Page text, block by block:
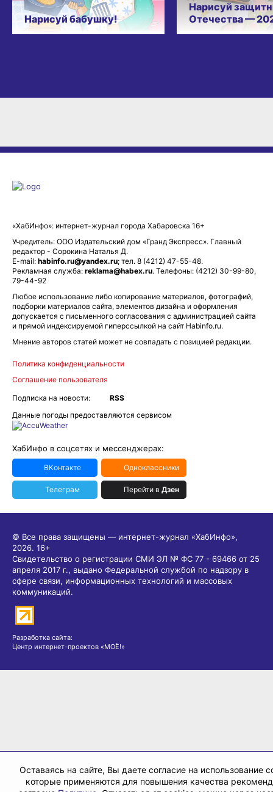
Нарисуй бабушку!
Нарисуй
Отечества —
«ХабИнфо»: интернет-журнал города Хабаровска 16+
Учредитель: ООО Издательский дом «Гранд Экспресс». Главный
редактор - Сорокина Наталья Д.
E-mail: habinfo.ru@yandex.ru; тел. 8 (4212) 47-55-48.
Рекламная служба: reklama@habex.ru. Телефоны: (4212) 30-99-80,
79-44-92
Любое использование либо копирование материалов, фотографий,
подборки материалов сайта, элементов дизайна и оформления
допускается с письменного согласования с администрацией сайта
и прямой индексируемой гиперссылкой на сайт Habinfo.ru.
Мнение авторов статей может не совпадать с позицией редакции.
Политика конфиденциальности
Соглашение пользователя
Подписка на новости:
RSS
Данные погоды предоставляются сервисом
ХабИнфо в соцсетях и мессенджерах:
ВКонтакте Одноклассники
Телеграм Перейти в Дзен
© Все права защищены — интернет-журнал «ХабИнфо»,
2026. 16+
Свидетельство о регистрации СМИ ЭЛ № ФС 77 - 69466 от 25
апреля 2017 г., выдано Федеральной службой по надзору в
сфере связи, информационных технологий и массовых
коммуникаций.
Разработка сайта:
Центр интернет-проектов «МОЁ!»
Оставаясь на сайте, Вы даете согласие на использование
которые применяются для повышения качества